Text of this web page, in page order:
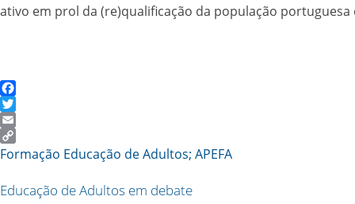
ativo em prol da (re)qualificação da população portuguesa
Facebook
Twitter
Email
Copy
Formação Educação de Adultos; APEFA
Educação de Adultos em debate